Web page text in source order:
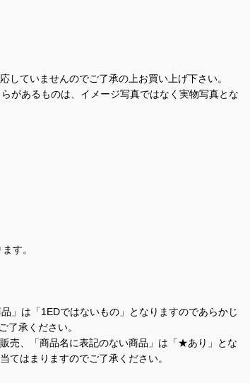
ていませんのでご了承の上お買い上げ下さい。
があるものは、イメージ写真ではなく実物写真とな
す。
」は「1EDではないもの」となりますのであらかじ
了承ください。
売、「商品名に表記のない商品」は「★あり」とな
はまりますのでご了承ください。